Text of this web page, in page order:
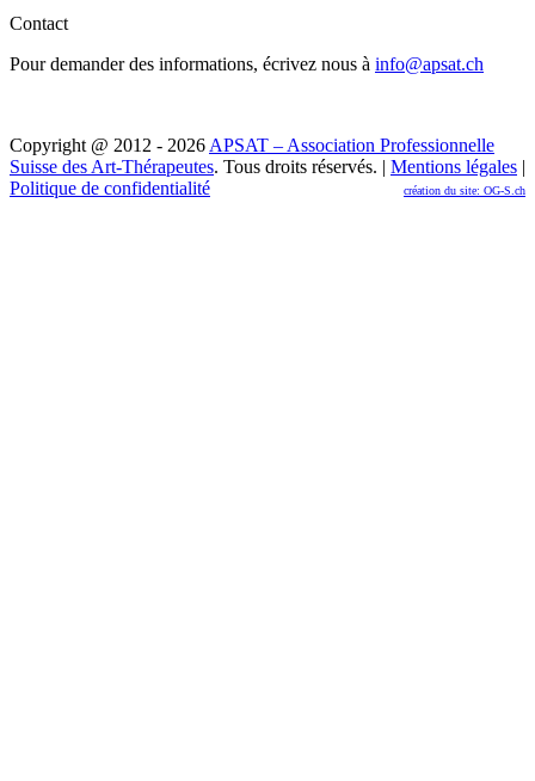
Contact
Pour demander des informations, écrivez nous à info@apsat.ch
Copyright @ 2012 - 2026 APSAT – Association Professionnelle
Suisse des Art-Thérapeutes. Tous droits réservés. | Mentions légales |
Politique de confidentialité
création du site: OG-S.ch